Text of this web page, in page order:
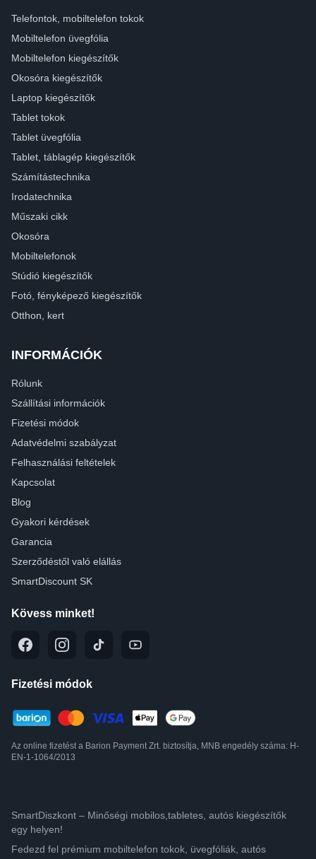
Telefontok, mobiltelefon tokok
Mobiltelefon üvegfólia
Mobiltelefon kiegészítők
Okosóra kiegészítők
Laptop kiegészítők
Tablet tokok
Tablet üvegfólia
Tablet, táblagép kiegészítők
Számítástechnika
Irodatechnika
Műszaki cikk
Okosóra
Mobiltelefonok
Stúdió kiegészítők
Fotó, fényképező kiegészítők
Otthon, kert
INFORMÁCIÓK
Rólunk
Szállítási információk
Fizetési módok
Adatvédelmi szabályzat
Felhasználási feltételek
Kapcsolat
Blog
Gyakori kérdések
Garancia
Szerződéstől való elállás
SmartDiscount SK
Kövess minket!
Fizetési módok
Az online fizetést a Barion Payment Zrt. biztosítja, MNB engedély száma: H-
EN-1-1064/2013
SmartDiszkont – Minőségi mobilos,tabletes, autós kiegészítők
egy helyen!
Fedezd fel prémium mobiltelefon tokok, üvegfóliák, autós